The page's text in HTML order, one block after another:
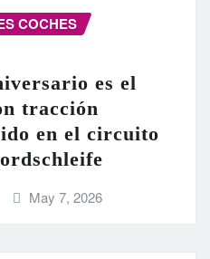
COCHES
es el
tracción
en el circuito
May 7, 2026